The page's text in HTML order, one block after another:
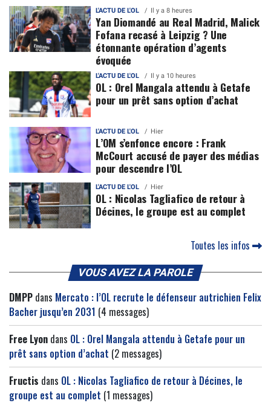
L'ACTU DE L'OL Il y a 8 heures
Yan Diomandé au Real Madrid, Malick
Fofana recasé à Leipzig ? Une
étonnante opération d’agents
évoquée
L'ACTU DE L'OL Il y a 10 heures
OL : Orel Mangala attendu à Getafe
pour un prêt sans option d’achat
L'ACTU DE L'OL Hier
L’OM s’enfonce encore : Frank
McCourt accusé de payer des médias
pour descendre l’OL
L'ACTU DE L'OL Hier
OL : Nicolas Tagliafico de retour à
Décines, le groupe est au complet
Toutes les infos
VOUS AVEZ LA PAROLE
DMPP dans Mercato : l’OL recrute le défenseur autrichien Felix
Bacher jusqu’en 2031 (4 messages)
Free Lyon dans OL : Orel Mangala attendu à Getafe pour un
prêt sans option d’achat (2 messages)
Fructis dans OL : Nicolas Tagliafico de retour à Décines, le
groupe est au complet (1 messages)